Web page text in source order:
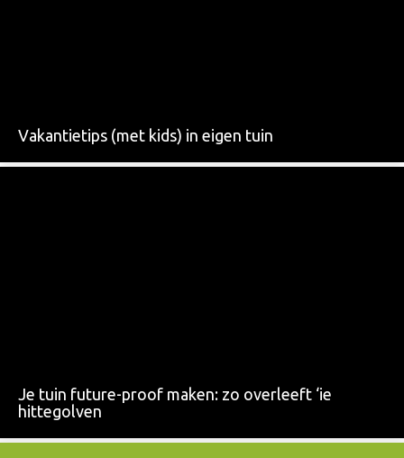
Vakantietips (met kids) in eigen tuin
Je tuin future-proof maken: zo overleeft ‘ie
hittegolven